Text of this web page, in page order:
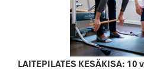
LAITEPILATES KESÄKISA: